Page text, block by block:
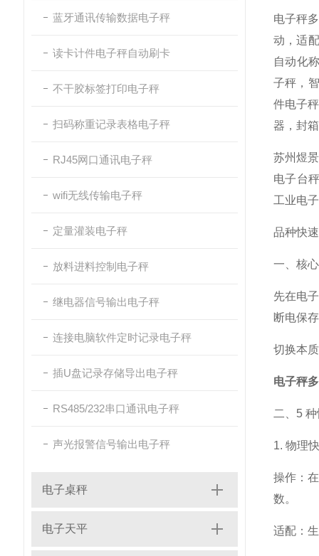
蓝牙通讯传输数据电子秤
读卡计件电子秤自动刷卡
不干胶标签打印电子秤
扫码称重记录表格电子秤
RJ45网口通讯电子秤
wifi无线传输电子秤
定量灌装电子秤
放料进料控制电子秤
继电器信号输出电子秤
连接电脑软件定时记录电子秤
插U盘记录存储导出电子秤
RS485/232串口通讯电子秤
声光报警信号输出电子秤
电子桌秤
电子天平
电子秤
动，适
自动化
子秤，
件电子
器，封
苏州煜
电子台
工业电
品种快
一、核
先在电
断电保
切换本
电子秤
二、5
1. 物理
操作：
数。
适配：